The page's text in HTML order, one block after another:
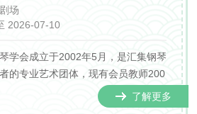
场
2026-07-10
学会成立于2002年5月，是汇集钢琴
的专业艺术团体，现有会员教师200
琴美育事业，持续邀约国内外知名
前来开展专场演奏会与专业学术讲
了解更多